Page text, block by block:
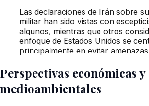
Las declaraciones de Irán sobre
militar han sido vistas con
algunos, mientras que otros
enfoque de Estados Unidos se
principalmente en evitar
Perspectivas económicas y
medioambientales